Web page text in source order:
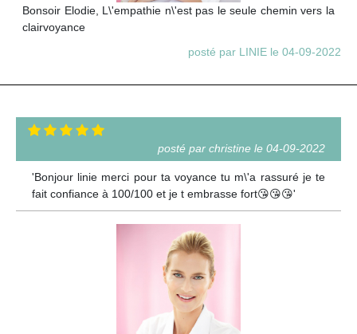
Bonsoir Elodie, L\'empathie n\'est pas le seule chemin vers la
clairvoyance
posté par LINIE le 04-09-2022
posté par christine le 04-09-2022
'Bonjour linie merci pour ta voyance tu m\'a rassuré je te
fait confiance à 100/100 et je t embrasse fort😘😘😘'